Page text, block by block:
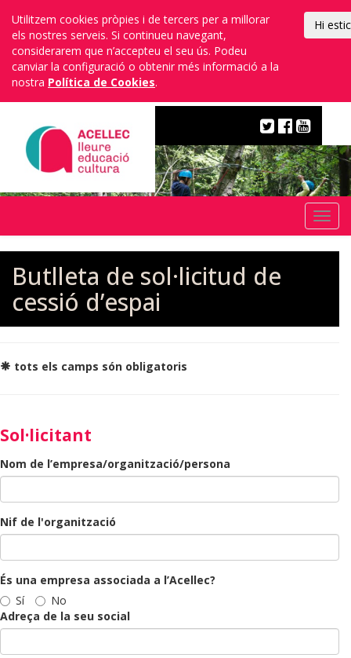
Utilitzem cookies pròpies i de tercers per a millorar
els nostres serveis. Si continueu navegant,
considerarem que n’accepteu el seu ús. Podeu
canviar la configuració o obtenir més informació a la
nostra Política de Cookies.
Hi
Escola
EFA
Butlleta de sol·licitud de
cessió d’espai
tots els camps són obligatoris
Sol·licitant
Nom de l’empresa/organització/persona
Nif de l'organització
És una empresa associada a l’Acellec?
Sí
No
Adreça de la seu social